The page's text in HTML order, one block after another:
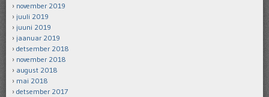
november 2019
juuli 2019
juuni 2019
jaanuar 2019
detsember 2018
november 2018
august 2018
mai 2018
detsember 2017